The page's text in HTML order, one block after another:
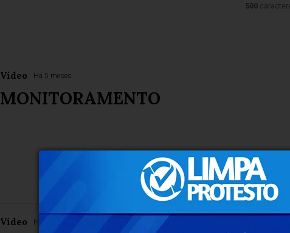
500
Vídeo Há 5 meses
MONITORAMENTO
Vídeo Há 6 meses